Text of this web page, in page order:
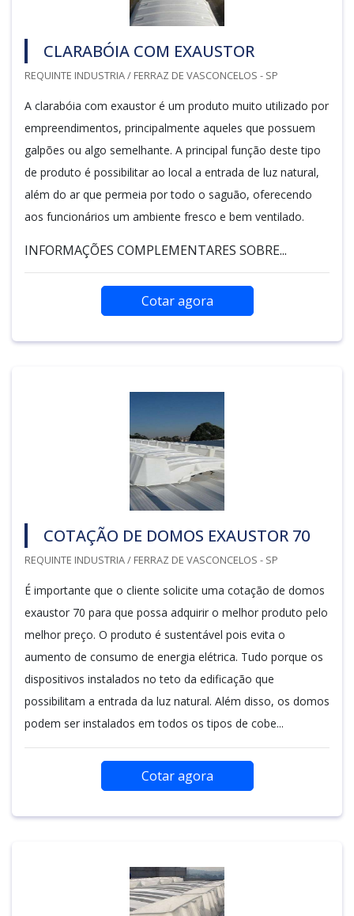
CLARABÓIA COM EXAUSTOR
REQUINTE INDUSTRIA / FERRAZ DE VASCONCELOS - SP
A clarabóia com exaustor é um produto muito utilizado por
empreendimentos, principalmente aqueles que possuem
galpões ou algo semelhante. A principal função deste tipo
de produto é possibilitar ao local a entrada de luz natural,
além do ar que permeia por todo o saguão, oferecendo
aos funcionários um ambiente fresco e bem ventilado.
INFORMAÇÕES COMPLEMENTARES SOBRE...
Cotar agora
COTAÇÃO DE DOMOS EXAUSTOR 70
REQUINTE INDUSTRIA / FERRAZ DE VASCONCELOS - SP
É importante que o cliente solicite uma cotação de domos
exaustor 70 para que possa adquirir o melhor produto pelo
melhor preço. O produto é sustentável pois evita o
aumento de consumo de energia elétrica. Tudo porque os
dispositivos instalados no teto da edificação que
possibilitam a entrada da luz natural. Além disso, os domos
podem ser instalados em todos os tipos de cobe...
Cotar agora